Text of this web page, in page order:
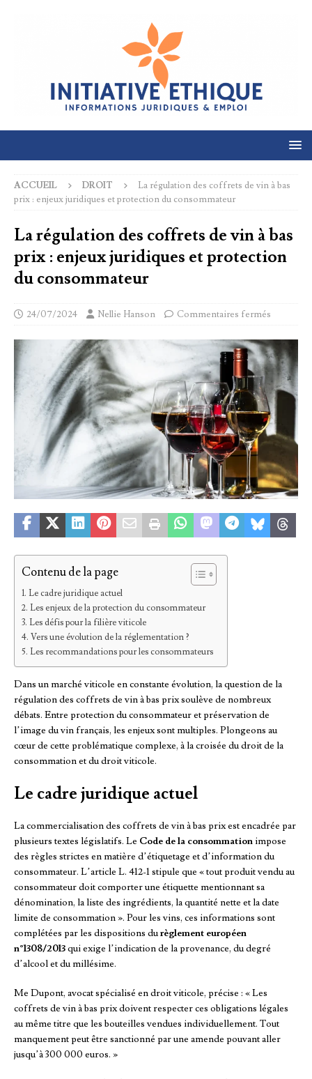
ACCUEIL DROIT
La régulation des coffrets de vin à bas
prix : enjeux juridiques et protection du consommateur
La régulation des coffrets de vin à bas
prix : enjeux juridiques et protection
du consommateur
24/07/2024 Nellie Hanson Commentaires fermés
Contenu de la page
Le cadre juridique actuel
Les enjeux de la protection du consommateur
Les défis pour la filière viticole
Vers une évolution de la réglementation ?
Les recommandations pour les consommateurs
Dans un marché viticole en constante évolution, la question de la
régulation des coffrets de vin à bas prix soulève de nombreux
débats. Entre protection du consommateur et préservation de
l’image du vin français, les enjeux sont multiples. Plongeons au
cœur de cette problématique complexe, à la croisée du droit de la
consommation et du droit viticole.
Le cadre juridique actuel
La commercialisation des coffrets de vin à bas prix est encadrée par
plusieurs textes législatifs. Le Code de la consommationimpose
des règles strictes en matière d’étiquetage et d’information du
consommateur. L’article L. 412-1 stipule que « tout produit vendu au
consommateur doit comporter une étiquette mentionnant sa
dénomination, la liste des ingrédients, la quantité nette et la date
limite de consommation ». Pour les vins, ces informations sont
complétées par les dispositions durèglement européen
n°1308/2013qui exige l’indication de la provenance, du degré
d’alcool et du millésime.
Me Dupont, avocat spécialisé en droit viticole, précise : « Les
coffrets de vin à bas prix doivent respecter ces obligations légales
au même titre que les bouteilles vendues individuellement. Tout
manquement peut être sanctionné par une amende pouvant aller
jusqu’à 300 000 euros. »